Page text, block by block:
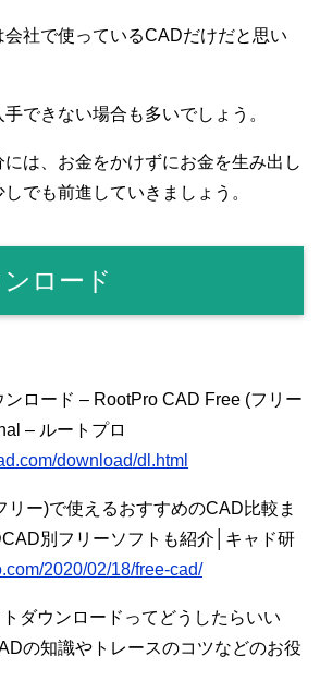
社で使っているCADだけだと思い
できない場合も多いでしょう。
は、お金をかけずにお金を生み出し
でも前進していきましょう。
ロード
ロード – RootPro CAD Free (フリー
– ルートプロ
download/dl.html
リー)で使えるおすすめのCAD比較ま
別フリーソフトも紹介│キャド研
2020/02/18/free-cad/
ダウンロードってどうしたらいい
の知識やトレースのコツなどのお役